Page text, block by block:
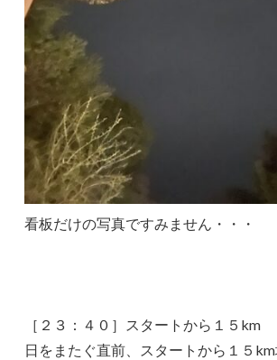
看板だけの写真ですみません・・・
［２３：４０］スタートから１５km
日をまたぐ直前、スタートから１５